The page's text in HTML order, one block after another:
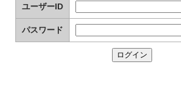
ユーザーID
パスワード